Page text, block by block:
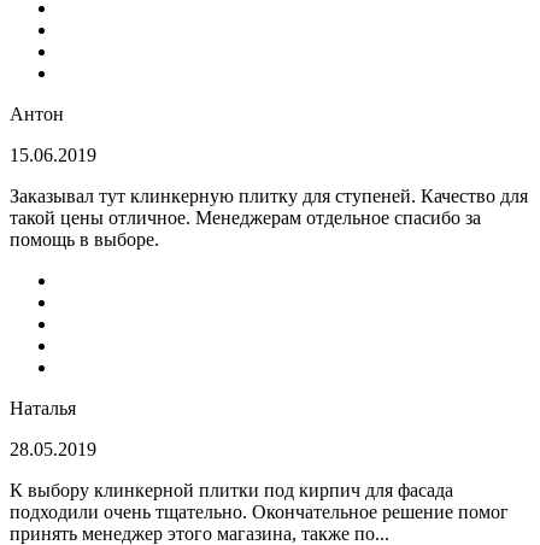
Антон
15.06.2019
Заказывал тут клинкерную плитку для ступеней. Качество для
такой цены отличное. Менеджерам отдельное спасибо за
помощь в выборе.
Наталья
28.05.2019
К выбору клинкерной плитки под кирпич для фасада
подходили очень тщательно. Окончательное решение помог
принять менеджер этого магазина, также по...